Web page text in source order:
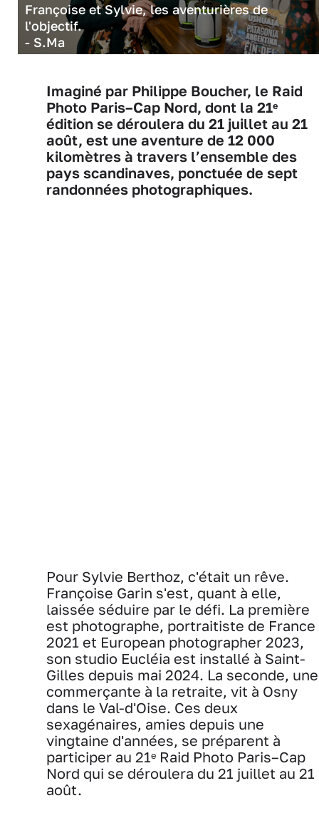
Françoise et Sylvie, les aventurières de
l'objectif.
- S.Ma
Imaginé par Philippe Boucher, le Raid
Photo Paris–Cap Nord, dont la 21ᵉ
édition se déroulera du 21 juillet au 21
août, est une aventure de 12 000
kilomètres à travers l’ensemble des
pays scandinaves, ponctuée de sept
randonnées photographiques.
Pour Sylvie Berthoz, c'était un rêve.
Françoise Garin s'est, quant à elle,
laissée séduire par le défi. La première
est photographe, portraitiste de France
2021 et European photographer 2023,
son studio Eucléia est installé à Saint-
Gilles depuis mai 2024. La seconde, une
commerçante à la retraite, vit à Osny
dans le Val-d'Oise. Ces deux
sexagénaires, amies depuis une
vingtaine d'années, se préparent à
participer au 21ᵉ Raid Photo Paris–Cap
Nord qui se déroulera du 21 juillet au 21
août.